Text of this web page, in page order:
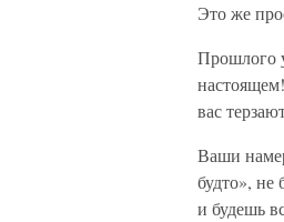
Это же
Прошлого
вас
Ваши
будто»,
и будешь